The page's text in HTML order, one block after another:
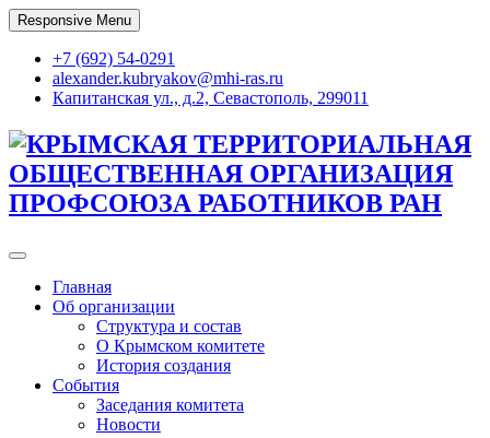
Skip
to
content
Responsive Menu
+7 (692) 54-0291
alexander.kubryakov@mhi-ras.ru
Капитанская ул., д.2, Севастополь, 299011
КРЫМСКАЯ ТЕРРИТОРИАЛЬНАЯ
ОБЩЕСТВЕННАЯ ОРГАНИЗАЦИЯ
ПРОФСОЮЗА РАБОТНИКОВ РАН
Главная
Об организации
Структура и состав
О Крымском комитете
История создания
События
Заседания комитета
Новости